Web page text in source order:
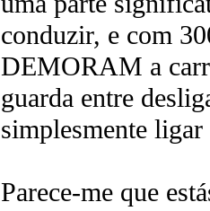
conduzir, e com
DEMORAM a
guarda entre
simplesmente ligar
Parece-me que